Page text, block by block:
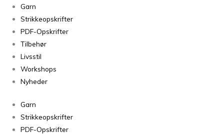
Garn
Strikkeopskrifter
PDF-Opskrifter
Tilbehør
Livsstil
Workshops
Nyheder
Garn
Strikkeopskrifter
PDF-Opskrifter